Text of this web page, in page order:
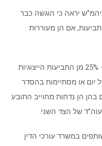
יראה כי הוגשה כבר
אם הן מעוררות
הסטטיסטיקה מראה כי רק פחות מ – 25% מן התביעות הייצוגיות
יום או מסתיימות בהסדר
הן נדחות מחוייב התובע
של הצד השני.
במשרד עורכי הדין